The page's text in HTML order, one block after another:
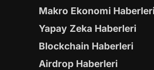
Makro Ekonomi Haberleri
Yapay Zeka Haberleri
Blockchain Haberleri
Airdrop Haberleri